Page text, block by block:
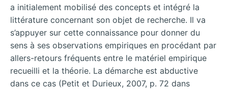
a initialement mobilisé des concepts et intégré la
littérature concernant son objet de recherche. Il va
s’appuyer sur cette connaissance pour donner du
sens à ses observations empiriques en procédant par
allers-retours fréquents entre le matériel empirique
recueilli et la théorie. La démarche est abductive
dans ce cas (Petit et Durieux, 2007, p. 72 dans